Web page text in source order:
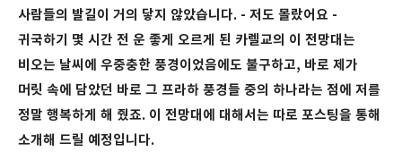
사람들의 발길이 거의 닿지 않았습니다. - 저도 몰랐어요 -
귀국하기 몇 시간 전 운 좋게 오르게 된 카렐교의 이 전망대는
비오는 날씨에 우중충한 풍경이었음에도 불구하고, 바로 제가
머릿 속에 담았던 바로 그 프라하 풍경들 중의 하나라는 점에 저를
정말 행복하게 해 줬죠. 이 전망대에 대해서는 따로 포스팅을 통해
소개해 드릴 예정입니다.